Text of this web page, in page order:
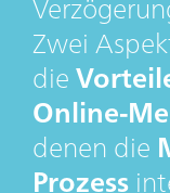
Zwei
die
Online-
denen die
Prozess